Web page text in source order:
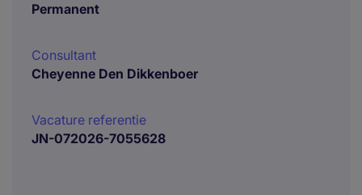
Permanent
Consultant
Cheyenne Den Dikkenboer
Vacature referentie
JN-072026-7055628